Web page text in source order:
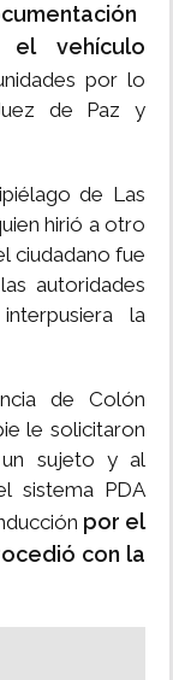
el vehículo
por lo
de Paz y
de Las
hirió a otro
ciudadano fue
autoridades
la
de Colón
le solicitaron
sujeto y al
sistema PDA
por el
con la